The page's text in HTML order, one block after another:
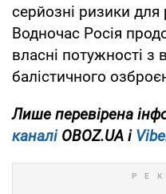
серйозні ризики для
Водночас Росія
власні потужності з
балістичного
Лише перевірена
каналіOBOZ.UA і